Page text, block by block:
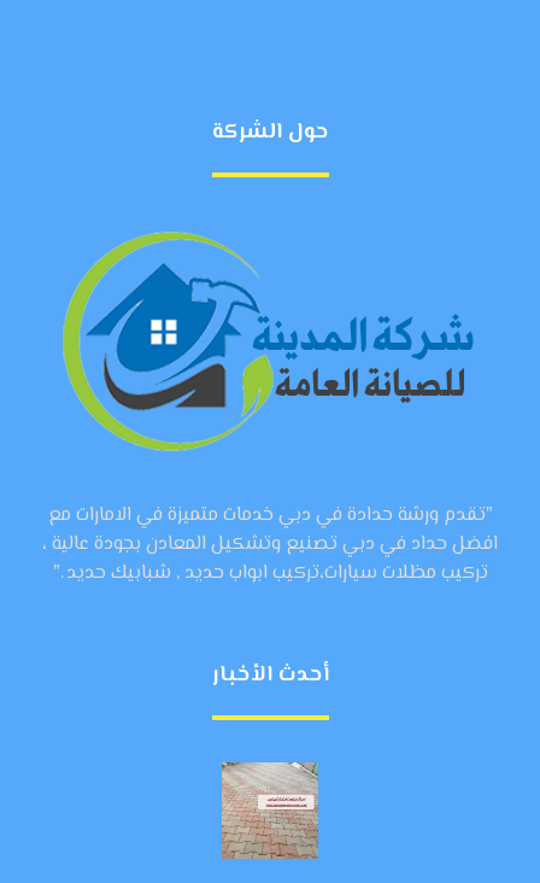
حول الشركة
"تقدم ورشة حدادة في دبي خدمات متميزة في الامارات مع
افضل حداد في دبي تصنيع وتشكيل المعادن بجودة عالية ،
تركيب مظلات سيارات،تركيب ابواب حديد , شبابيك حديد ."
أحدث الأخبار